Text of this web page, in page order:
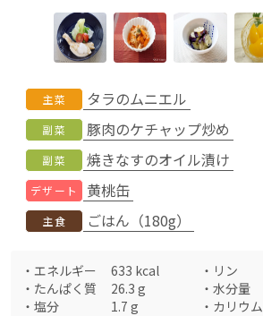
主菜 タラのムニエル
副菜 豚肉のケチャップ炒め
副菜 焼きなすのオイル漬け
デザート 黄桃缶
主食 ごはん（180g）
・ エネルギー 633 kcal ・ リン
・ たんぱく質 26.3 g ・ 水分量
・ 塩分 1.7 g ・ カリウム